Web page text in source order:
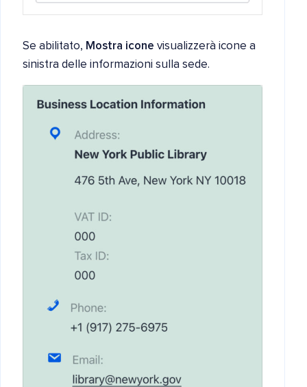
Se abilitato, Mostra icone visualizzerà icone a
sinistra delle informazioni sulla sede.